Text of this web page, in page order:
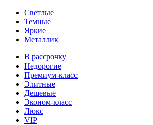
Светлые
Темные
Яркие
Металлик
В рассрочку
Недорогие
Премиум-класс
Элитные
Дешевые
Эконом-класс
Люкс
VIP